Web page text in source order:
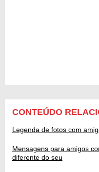
CONTEÚDO
Legenda de fotos com
Mensagens para amigos
diferente do seu